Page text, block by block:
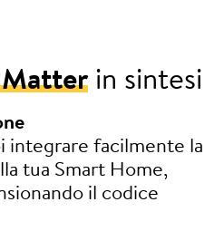
in sintesi
integrare facilmente la
tua Smart Home,
il codice